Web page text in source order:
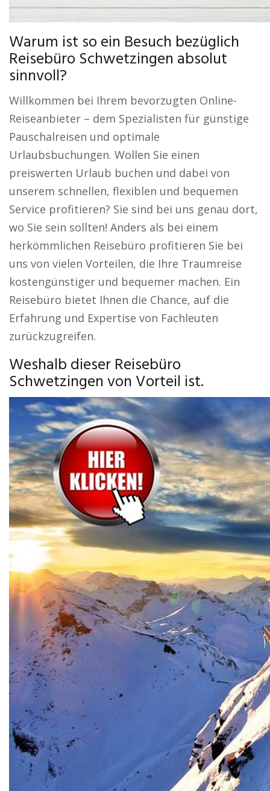
Warum ist so ein Besuch bezüglich
Reisebüro Schwetzingen absolut
sinnvoll?
Willkommen bei Ihrem bevorzugten Online-
Reiseanbieter – dem Spezialisten für günstige
Pauschalreisen und optimale
Urlaubsbuchungen. Wollen Sie einen
preiswerten Urlaub buchen und dabei von
unserem schnellen, flexiblen und bequemen
Service profitieren? Sie sind bei uns genau dort,
wo Sie sein sollten! Anders als bei einem
herkömmlichen Reisebüro profitieren Sie bei
uns von vielen Vorteilen, die Ihre Traumreise
kostengünstiger und bequemer machen. Ein
Reisebüro bietet Ihnen die Chance, auf die
Erfahrung und Expertise von Fachleuten
zurückzugreifen.
Weshalb dieser Reisebüro
Schwetzingen von Vorteil ist.